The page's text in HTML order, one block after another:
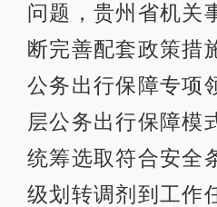
问题，贵州省机关
断完善配套政策措
公务出行保障专项
层公务出行保障模
统筹选取符合安全
级划转调剂到工作